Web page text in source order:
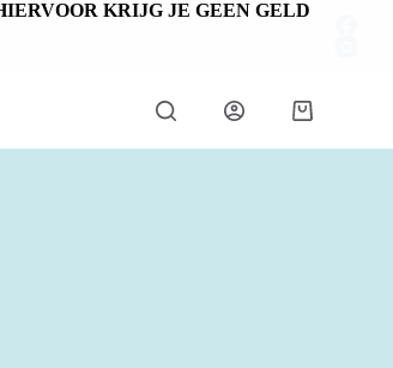
KRIJG JE GEEN GELD